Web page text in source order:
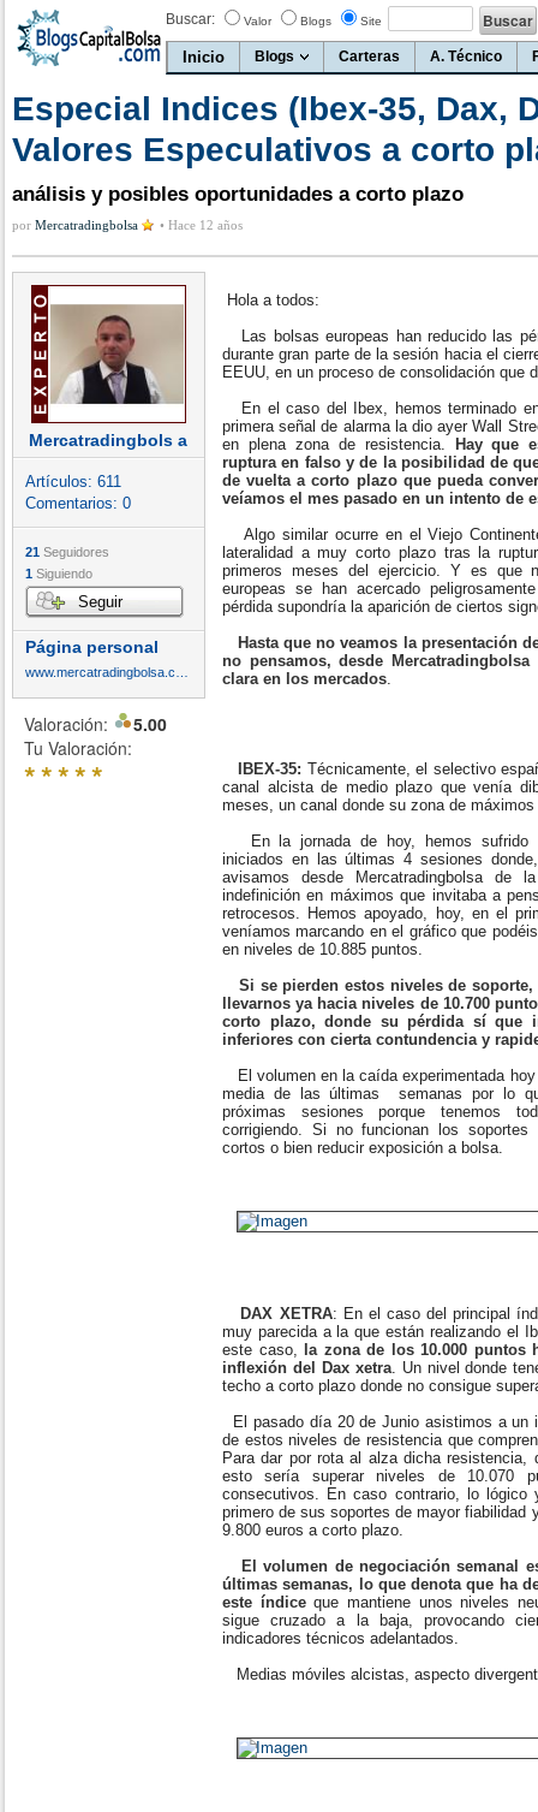
Buscar: Valor Blogs Site
Inicio Blogs Carteras A. Técnico
Especial Indices (Ibex-35, Dax,
Valores Especulativos a corto
análisis y posibles oportunidades a corto plazo
por Mercatradingbolsa • Hace 12 años
Mercatradingbols a
Artículos: 611
Comentarios: 0
21 Seguidores
1 Siguiendo
Seguir
Página personal
Valoración:
5.00
Tu Valoración:
*****
Hola a todos:
Las bolsas europeas han reducido las
durante gran parte de la sesión hacia el
EEUU, en un proceso de consolidación que
En el caso del Ibex, hemos terminado
primera señal de alarma la dio ayer Wall
en plena zona de resistencia.
Hay que
ruptura en falso y de la posibilidad de
de vuelta a corto plazo que pueda
veíamos el mes pasado en un intento de
Algo similar ocurre en el Viejo
lateralidad a muy corto plazo tras la
primeros meses del ejercicio. Y es que
europeas se han acercado
pérdida supondría la aparición de ciertos
Hasta que no veamos la presentación
no pensamos, desde
clara en los mercados.
IBEX-35: Técnicamente, el selectivo
canal alcista de medio plazo que venía
meses, un canal donde su zona de
En la jornada de hoy, hemos sufrido
iniciados en las últimas 4 sesiones
avisamos desde Mercatradingbolsa de
indefinición en máximos que invitaba a
retrocesos. Hemos apoyado, hoy, en el
veníamos marcando en el gráfico que
en niveles de 10.885 puntos.
Si se pierden estos niveles de
llevarnos ya hacia niveles de 10.700
corto plazo, donde su pérdida sí que
inferiores con cierta contundencia y
El volumen en la caída experimentada
media de las últimas semanas por lo
próximas sesiones porque tenemos
corrigiendo. Si no funcionan los
cortos o bien reducir exposición a bolsa.
DAX XETRA: En el caso del principal
muy parecida a la que están realizando el
este caso,
la zona de los 10.000
inflexión del Dax xetra. Un nivel donde
techo a corto plazo donde no consigue
El pasado día 20 de Junio asistimos a un
de estos niveles de resistencia que
Para dar por rota al alza dicha resistencia,
esto sería superar niveles de 10.070
consecutivos. En caso contrario, lo
primero de sus soportes de mayor fiabilidad
9.800 euros a corto plazo.
El volumen de negociación semanal
últimas semanas, lo que denota que ha
este índiceque mantiene unos niveles
sigue cruzado a la baja, provocando
indicadores técnicos adelantados.
Medias móviles alcistas, aspecto